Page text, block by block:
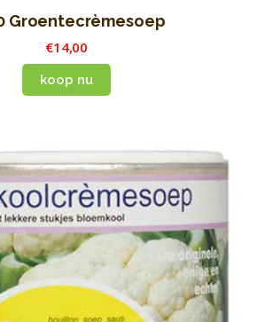
Groentecrèmesoep
€14,00
koop nu